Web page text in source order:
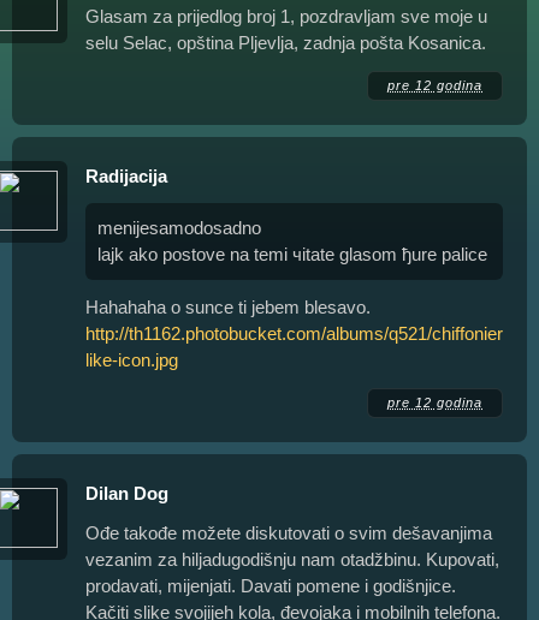
Glasam za prijedlog broj 1, pozdravljam sve moje u
selu Selac, opština Pljevlja, zadnja pošta Kosanica.
pre 12 godina
Radijacija
menijesamodosadno
lajk ako postove na temi чitate glasom ђure palice
Hahahaha o sunce ti jebem blesavo.
http://th1162.photobucket.com/albums/q521/
like-icon.jpg
pre 12 godina
Dilan Dog
Ođe takođe možete diskutovati o svim dešavanjima
vezanim za hiljadugodišnju nam otadžbinu. Kupovati,
prodavati, mijenjati. Davati pomene i godišnjice.
Kačiti slike svojijeh kola, đevojaka i mobilnih telefona.